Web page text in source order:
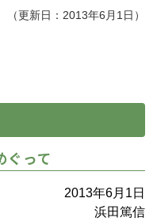
（更新日：2013年6月1日）
ぐって
2013年6月1日
浜田篤信